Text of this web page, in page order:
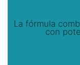
La fórmula
con